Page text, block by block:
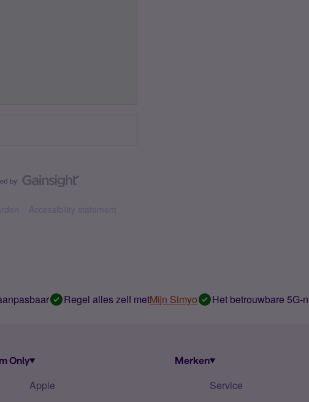
Accessibility statement
Regel alles zelf metMijn Simyo Het betrouwbare 5G-
Only Merken
Apple
Service